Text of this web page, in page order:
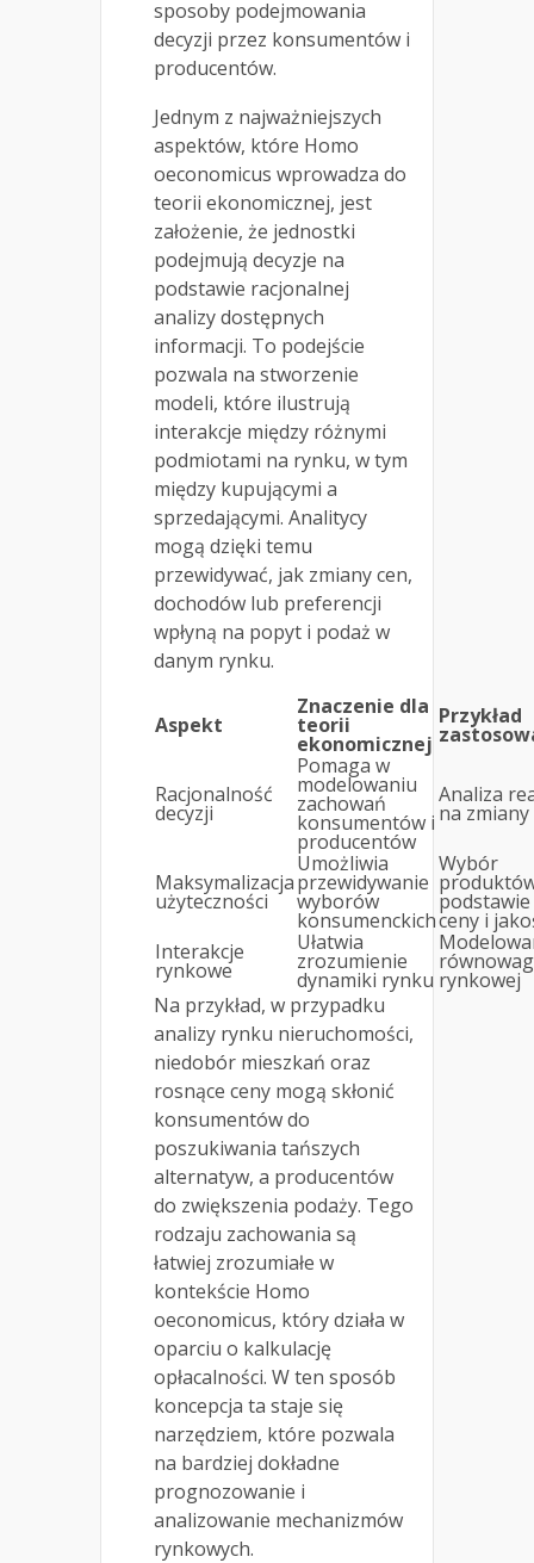
sposoby podejmowania
decyzji przez konsumentów i
producentów.
Jednym z najważniejszych
aspektów, które Homo
oeconomicus wprowadza do
teorii ekonomicznej, jest
założenie, że jednostki
podejmują decyzje na
podstawie racjonalnej
analizy dostępnych
informacji. To podejście
pozwala na stworzenie
modeli, które ilustrują
interakcje między różnymi
podmiotami na rynku, w tym
między kupującymi a
sprzedającymi. Analitycy
mogą dzięki temu
przewidywać, jak zmiany cen,
dochodów lub preferencji
wpłyną na popyt i podaż w
danym rynku.
Aspekt
Znaczenie dla
teorii
ekonomicznej
Przykład
Racjonalność
decyzji
Pomaga w
modelowaniu
zachowań
konsumentów i
producentów
Analiza
na zmiany
Maksymalizacja
użyteczności
Umożliwia
przewidywanie
wyborów
konsumenckich
Wybór
podstawie
ceny i
Interakcje
rynkowe
Ułatwia
zrozumienie
dynamiki rynku rynkowej
Na przykład, w przypadku
analizy rynku nieruchomości,
niedobór mieszkań oraz
rosnące ceny mogą skłonić
konsumentów do
poszukiwania tańszych
alternatyw, a producentów
do zwiększenia podaży. Tego
rodzaju zachowania są
łatwiej zrozumiałe w
kontekście Homo
oeconomicus, który działa w
oparciu o kalkulację
opłacalności. W ten sposób
koncepcja ta staje się
narzędziem, które pozwala
na bardziej dokładne
prognozowanie i
analizowanie mechanizmów
rynkowych.